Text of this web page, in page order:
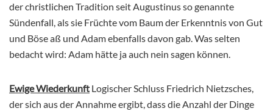
der christlichen Tradition seit Augustinus so genannte
Sündenfall, als sie Früchte vom Baum der Erkenntnis von Gut
und Böse aß und Adam ebenfalls davon gab. Was selten
bedacht wird: Adam hätte ja auch nein sagen können.
Ewige Wiederkunft Logischer Schluss Friedrich Nietzsches,
der sich aus der Annahme ergibt, dass die Anzahl der Dinge